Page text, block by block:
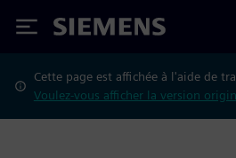
Siemens
Cette page est affichée à l'aide de
Voulez-vous afficher la version